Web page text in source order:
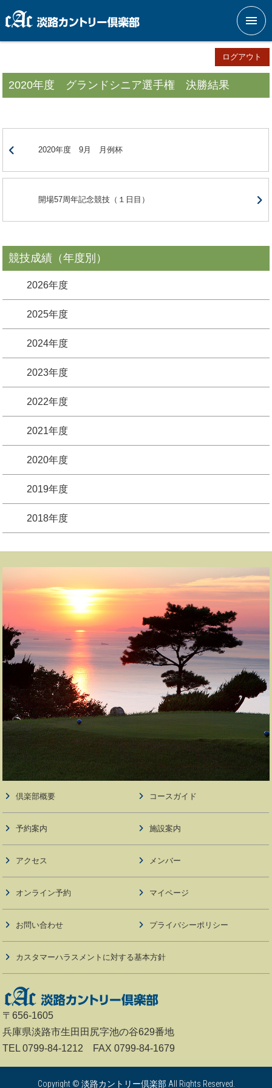
メニ
ログアウト
2020年度 グランドシニア選手権 決勝結果
2020年度 9月 月例杯
開場57周年記念競技（１日目）
競技成績（年度別）
2026年度
2025年度
2024年度
2023年度
2022年度
2021年度
2020年度
2019年度
2018年度
倶楽部概要 コースガイド
予約案内 施設案内
アクセス メンバー
オンライン予約 マイページ
お問い合わせ プライバシーポリシー
カスタマーハラスメントに対する基本方針
〒656-1605
兵庫県淡路市生田田尻字池の谷629番地
TEL 0799-84-1212 FAX 0799-84-1679
Copyright © 淡路カントリー倶楽部 All Rights Reserved.